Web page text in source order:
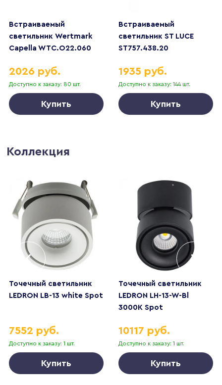
Встраиваемый
светильник Wertmark
Capella WTC.O22.060
Доступно к заказу: 80 шт.
2026 руб.
Купить
Встраиваемый
светильник ST LUCE
ST757.438.20
Доступно к заказу: 144 шт.
1935 руб.
Купить
Коллекция
Точечный светильник
LEDRON LB-13 white Spot
Доступно к заказу: 1 шт.
7552 руб.
Купить
Точечный светильник
LEDRON LH-13-W-Bl
3000K Spot
Доступно к заказу: 1 шт.
10117 руб.
Купить